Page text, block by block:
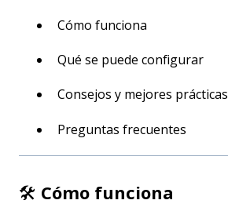
Cómo funciona
Qué se puede configurar
Consejos y mejores prácticas
Preguntas frecuentes
🛠️ Cómo funciona